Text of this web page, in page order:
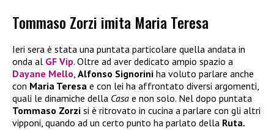
Tommaso Zorzi imita Maria Teresa
Ieri sera è stata una puntata particolare quella andata in
onda al GF Vip. Oltre ad aver dedicato ampio spazio a
Dayane Mello, Alfonso Signorini ha voluto parlare anche
con Maria Teresa e con lei ha affrontato diversi argomenti,
quali le dinamiche della Casa e non solo. Nel dopo puntata
Tommaso Zorzi si è ritrovato in cucina a parlare con gli altri
vipponi, quando ad un certo punto ha parlato della Ruta.